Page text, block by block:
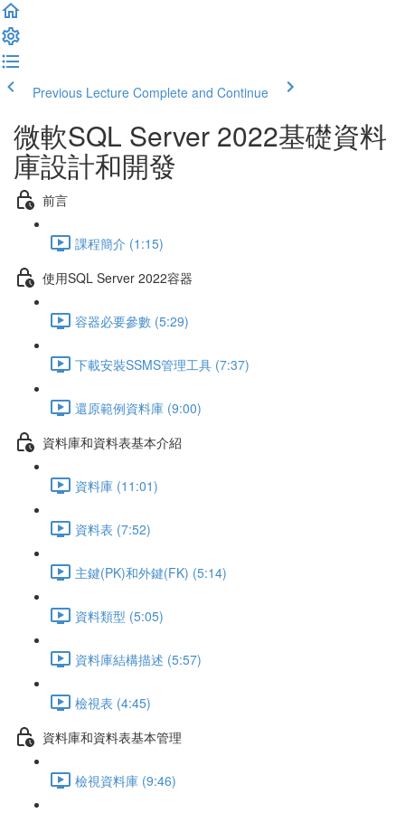
Previous Lecture Complete and Continue
微軟SQL Server 2022基礎資料
庫設計和開發
前言
課程簡介 (1:15)
使用SQL Server 2022容器
容器必要參數 (5:29)
下載安裝SSMS管理工具 (7:37)
還原範例資料庫 (9:00)
資料庫和資料表基本介紹
資料庫 (11:01)
資料表 (7:52)
主鍵(PK)和外鍵(FK) (5:14)
資料類型 (5:05)
資料庫結構描述 (5:57)
檢視表 (4:45)
資料庫和資料表基本管理
檢視資料庫 (9:46)